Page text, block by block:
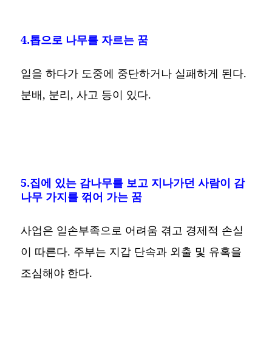
4.톱으로 나무를 자르는 꿈
일을 하다가 도중에 중단하거나 실패하게 된다.
분배, 분리, 사고 등이 있다.
5.집에 있는 감나무를 보고 지나가던 사람이 감
나무 가지를 꺾어 가는 꿈
사업은 일손부족으로 어려움 겪고 경제적 손실
이 따른다. 주부는 지갑 단속과 외출 및 유혹을
조심해야 한다.